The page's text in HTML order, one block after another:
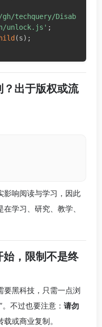
techquery/Disab
unlock.js' ;
(s) ;
出于版权或流
影响阅读与学习，因此
在学习、研究、教学、
，限制不是终
黑科技，只需一点浏
不过也要注意： 请勿
载或商业复制。